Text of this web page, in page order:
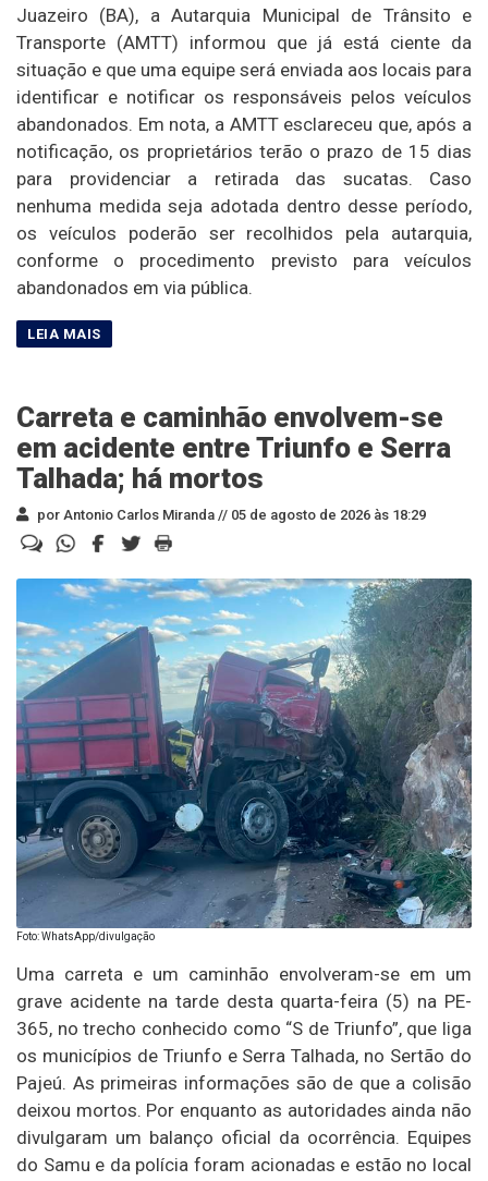
Juazeiro (BA), a Autarquia Municipal de Trânsito e
Transporte (AMTT) informou que já está ciente da
situação e que uma equipe será enviada aos locais para
identificar e notificar os responsáveis pelos veículos
abandonados. Em nota, a AMTT esclareceu que, após a
notificação, os proprietários terão o prazo de 15 dias
para providenciar a retirada das sucatas. Caso
nenhuma medida seja adotada dentro desse período,
os veículos poderão ser recolhidos pela autarquia,
conforme o procedimento previsto para veículos
abandonados em via pública.
Carreta e caminhão envolvem-se
em acidente entre Triunfo e Serra
Talhada; há mortos
por Antonio Carlos Miranda // 05 de agosto de 2026 às 18:29
Foto: WhatsApp/divulgação
Uma carreta e um caminhão envolveram-se em um
grave acidente na tarde desta quarta-feira (5) na PE-
365, no trecho conhecido como “S de Triunfo”, que liga
os municípios de Triunfo e Serra Talhada, no Sertão do
Pajeú. As primeiras informações são de que a colisão
deixou mortos. Por enquanto as autoridades ainda não
divulgaram um balanço oficial da ocorrência. Equipes
do Samu e da polícia foram acionadas e estão no local